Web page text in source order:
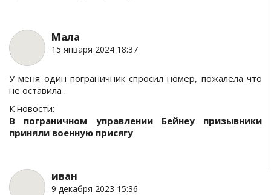
Мала
15 января 2024 18:37
У меня один пограничник спросил номер, пожалела что
не оставила .
К новости:
В пограничном управлении Бейнеу призывники
приняли военную присягу
иван
9 декабря 2023 15:36